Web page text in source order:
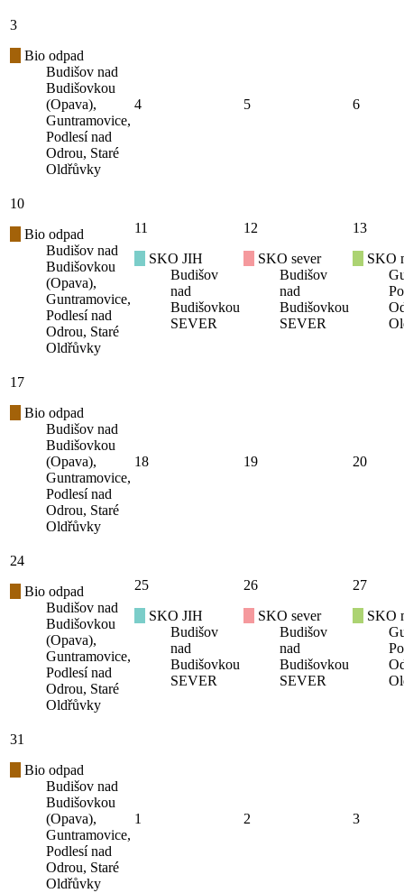
3
Bio odpad
Budišov nad
Budišovkou
(Opava),
Guntramovice,
Podlesí nad
Odrou, Staré
Oldřůvky
4 5 6
10
Bio odpad
Budišov nad
Budišovkou
(Opava),
Guntramovice,
Podlesí nad
Odrou, Staré
Oldřůvky
11
SKO JIH
Budišov
nad
Budišovkou
SEVER
12
SKO sever
Budišov
nad
Budišovkou
SEVER
13
SKO
17
Bio odpad
Budišov nad
Budišovkou
(Opava),
Guntramovice,
Podlesí nad
Odrou, Staré
Oldřůvky
18 19 20
24
Bio odpad
Budišov nad
Budišovkou
(Opava),
Guntramovice,
Podlesí nad
Odrou, Staré
Oldřůvky
25
SKO JIH
Budišov
nad
Budišovkou
SEVER
26
SKO sever
Budišov
nad
Budišovkou
SEVER
27
SKO
31
Bio odpad
Budišov nad
Budišovkou
(Opava),
Guntramovice,
Podlesí nad
Odrou, Staré
Oldřůvky
1 2 3